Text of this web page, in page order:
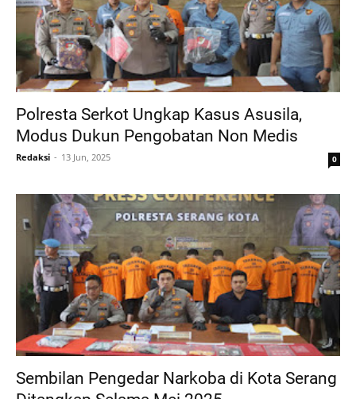
Polresta Serkot Ungkap Kasus Asusila,
Modus Dukun Pengobatan Non Medis
Redaksi 13 Jun, 2025 0
Sembilan Pengedar Narkoba di Kota Serang